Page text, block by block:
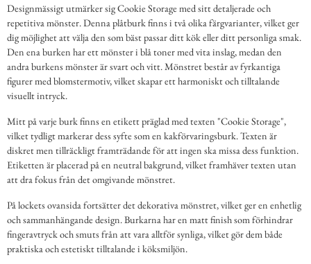
Designmässigt utmärker sig Cookie Storage med sitt detaljerade och
repetitiva mönster. Denna plåtburk finns i två olika färgvarianter, vilket ger
dig möjlighet att välja den som bäst passar ditt kök eller ditt personliga smak.
Den ena burken har ett mönster i blå toner med vita inslag, medan den
andra burkens mönster är svart och vitt. Mönstret består av fyrkantiga
figurer med blomstermotiv, vilket skapar ett harmoniskt och tilltalande
visuellt intryck.
Mitt på varje burk finns en etikett präglad med texten "Cookie Storage",
vilket tydligt markerar dess syfte som en kakförvaringsburk. Texten är
diskret men tillräckligt framträdande för att ingen ska missa dess funktion.
Etiketten är placerad på en neutral bakgrund, vilket framhäver texten utan
att dra fokus från det omgivande mönstret.
På lockets ovansida fortsätter det dekorativa mönstret, vilket ger en enhetlig
och sammanhängande design. Burkarna har en matt finish som förhindrar
fingeravtryck och smuts från att vara alltför synliga, vilket gör dem både
praktiska och estetiskt tilltalande i köksmiljön.